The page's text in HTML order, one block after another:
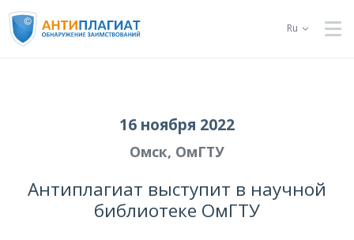
Ru
16 ноября 2022
Омск, ОмГТУ
Антиплагиат выступит в научной
библиотеке ОмГТУ